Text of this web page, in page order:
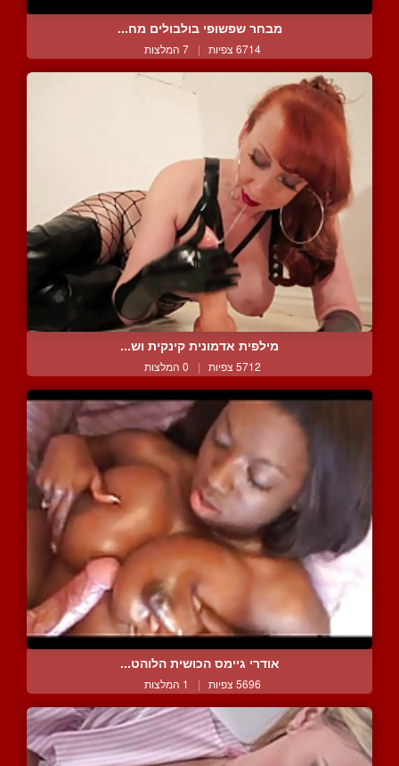
מבחר שפשופי בולבולים מח...
6714 צפיות | 7 המלצות
מילפית אדמונית קינקית וש...
5712 צפיות | 0 המלצות
אודרי גיימס הכושית הלוהט...
5696 צפיות | 1 המלצות